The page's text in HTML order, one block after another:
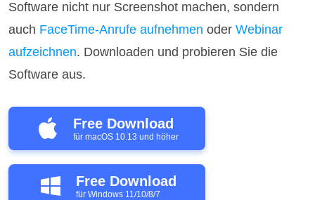
Software nicht nur Screenshot machen, sondern
auch FaceTime-Anrufe aufnehmen oderWebinar
aufzeichnen. Downloaden und probieren Sie die
Software aus.
Free Download
für macOS 10.13 und höher
Free Download
für Windows 11/10/8/7